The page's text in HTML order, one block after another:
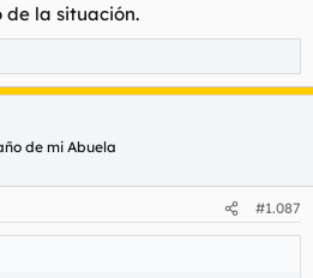
la situación.
de mi Abuela
#1.087